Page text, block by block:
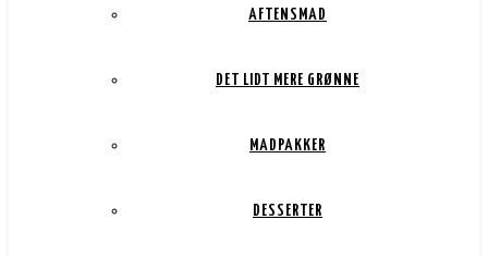
AFTENSMAD
DET LIDT MERE GRØNNE
MADPAKKER
DESSERTER